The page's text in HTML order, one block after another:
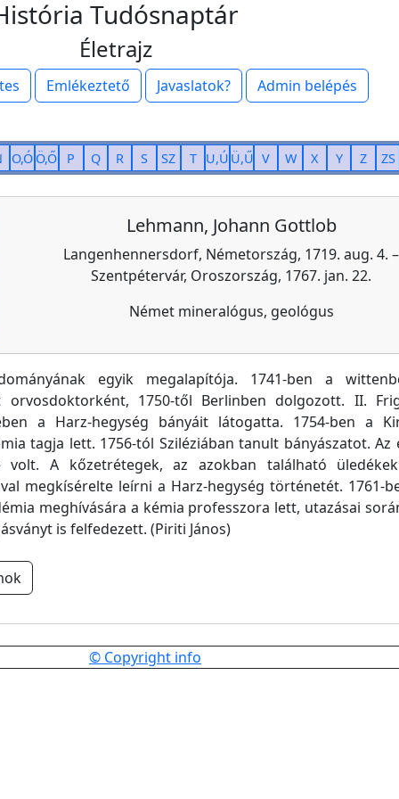
Tudósnaptár
Életrajz
Emlékeztető Javaslatok? Admin belépés
O,Ó Ö,Ő P Q R S SZ T U,Ú Ü,Ű V W X Y Z ZS
Lehmann, Johann Gottlob
Langenhennersdorf, Németország, 1719. aug. 4. –
Szentpétervár, Oroszország, 1767. jan. 22.
Német mineralógus, geológus
egyik megalapítója. 1741-ben a
orvosdoktorként, 1750-től Berlinben dolgozott. II.
a Harz-hegység bányáit látogatta. 1754-ben a
tagja lett. 1756-tól Sziléziában tanult bányászatot. Az
volt. A kőzetrétegek, az azokban található
megkísérelte leírni a Harz-hegység történetét. 1761-
meghívására a kémia professzora lett, utazásai
is felfedezett. (Piriti János)
© Copyright info